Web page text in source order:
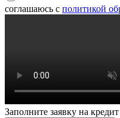
соглашаюсь с политикой
Заполните заявку на кредит